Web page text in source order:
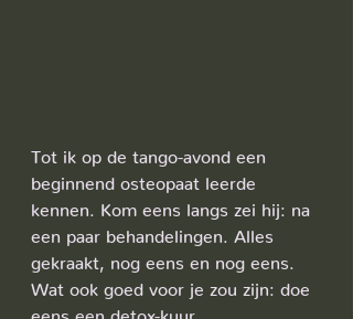
Tot ik op de tango-avond een
beginnend osteopaat leerde
kennen. Kom eens langs zei hij: na
een paar behandelingen. Alles
gekraakt, nog eens en nog eens.
Wat ook goed voor je zou zijn: doe
eens een detox-kuur.